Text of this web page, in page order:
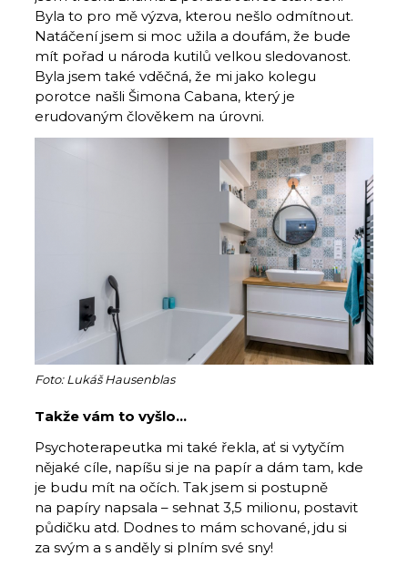
Byla to pro mě výzva, kterou nešlo odmítnout.
Natáčení jsem si moc užila a doufám, že bude
mít pořad u národa kutilů velkou sledovanost.
Byla jsem také vděčná, že mi jako kolegu
porotce našli Šimona Cabana, který je
erudovaným člověkem na úrovni.
Foto: Lukáš Hausenblas
Takže vám to vyšlo...
Psychoterapeutka mi také řekla, ať si vytyčím
nějaké cíle, napíšu si je na papír a dám tam, kde
je budu mít na očích. Tak jsem si postupně
na papíry napsala – sehnat 3,5 milionu, postavit
půdičku atd. Dodnes to mám schované, jdu si
za svým a s anděly si plním své sny!